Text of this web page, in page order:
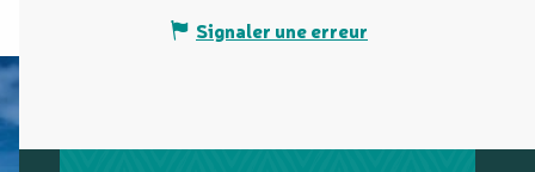
Signaler une erreur